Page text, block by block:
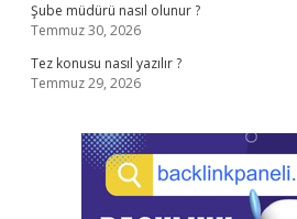
Şube müdürü nasıl olunur ?
Temmuz 30, 2026
Tez konusu nasıl yazılır ?
Temmuz 29, 2026